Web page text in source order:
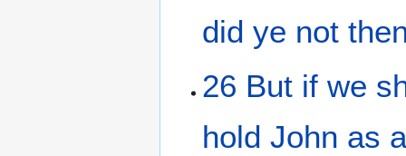
did ye not
26 But if we
hold John as